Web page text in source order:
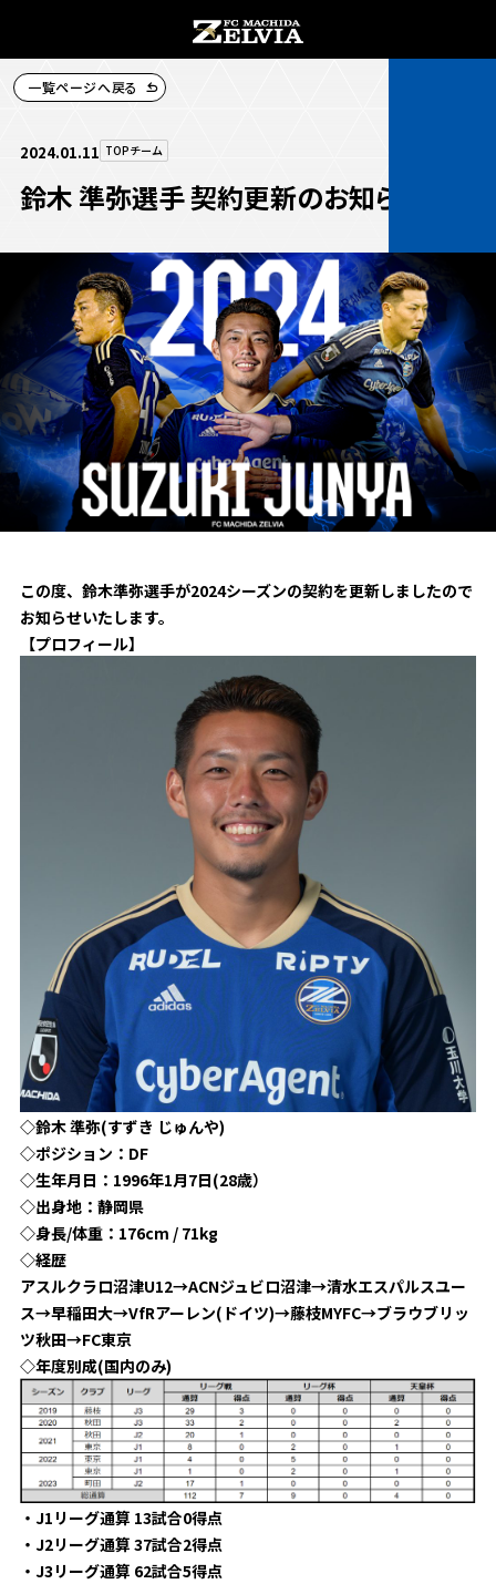
お知らせトップ
TOPチーム
試合情報
チケット
イベント
グッズ
試合情報
試合情報トップ
試合データ
試合日程・結果
観戦する
観戦するトップ
チケット購入
チケット購入手順
チケット販売スケジュール
スタジアムアクセス
スタジアム観戦ガイド
観戦マナー＆ルール
ビジターサポーターの皆様へ
車イスでの観戦
試合運営管理規程
クラブを知る
ＦＣ町田ゼルビアについて
ファンになる
ファンになるトップ
クラブゼルビスタへの入会
ＦＣ町田ゼルビアをサポート
トレーニングの見学・ファンサービス
ボランティア
ＦＣ町田ゼルビアカレンダー
三輪緑山ベースを利用
三輪緑山ベースご利用案内
オンラインストア
ゼルビアアシスト募集
ゼルビアアシスト協賛企業一覧
ゼルナビ
ＦＣ町田ゼルビアスポーツクラブ
ＦＣ町田ゼルビアアカデミー
ゼルビアフットサルパーク
パートナートップ
パートナー企業一覧
お問い合わせ 利用規約 肖像権・ロゴについてプライバシ
一覧ページへ戻る
2024.01.11 TOPチーム
鈴木 準弥選手 契約更新のお知らせ
この度、鈴木準弥選手が2024シーズンの契約を更新しましたので
お知らせいたします。
【プロフィール】
◇鈴木 準弥(すずき じゅんや)
◇ポジション：DF
◇生年月日：1996年1月7日(28歳）
◇出身地：静岡県
◇身長/体重：176cm / 71kg
◇経歴
アスルクラロ沼津U12→ACNジュビロ沼津→清水エスパルスユー
ス→早稲田大→VfRアーレン(ドイツ)→藤枝MYFC→ブラウブリッ
ツ秋田→FC東京
◇年度別成(国内のみ)
・J1リーグ通算 13試合0得点
・J2リーグ通算 37試合2得点
・J3リーグ通算 62試合5得点